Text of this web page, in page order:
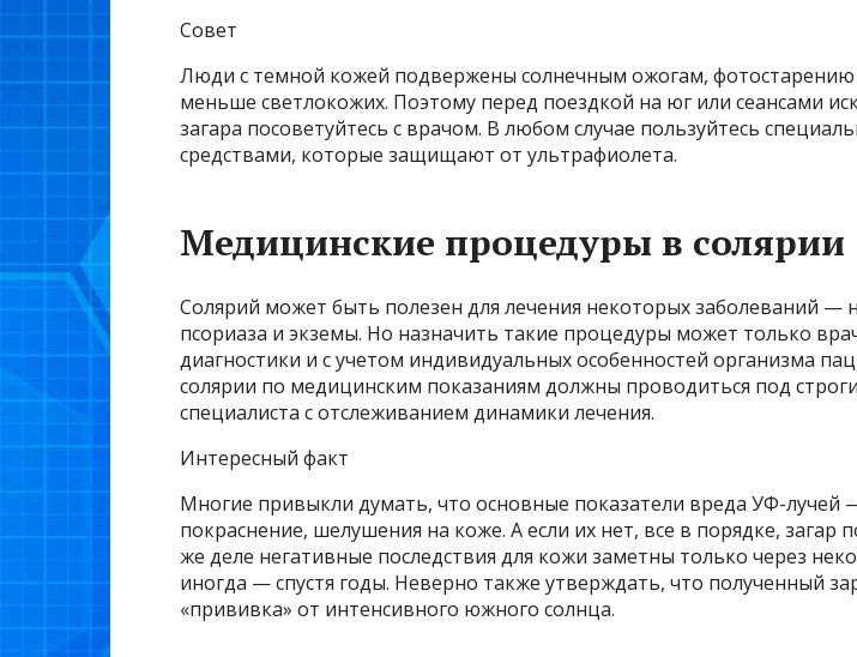
Совет
Люди с темной кожей подвержены солнечным ожогам,
меньше светлокожих. Поэтому перед поездкой на юг или сеансами
загара посоветуйтесь с врачом. В любом случае пользуйтесь
средствами, которые защищают от ультрафиолета.
Медицинские процедуры в солярии
Солярий может быть полезен для лечения некоторых заболеваний —
псориаза и экземы. Но назначить такие процедуры может только
диагностики и с учетом индивидуальных особенностей организма
солярии по медицинским показаниям должны проводиться под
специалиста с отслеживанием динамики лечения.
Интересный факт
Многие привыкли думать, что основные показатели вреда УФ-лучей
покраснение, шелушения на коже. А если их нет, все в порядке, загар
же деле негативные последствия для кожи заметны только через
иногда — спустя годы. Неверно также утверждать, что полученный
«прививка» от интенсивного южного солнца.